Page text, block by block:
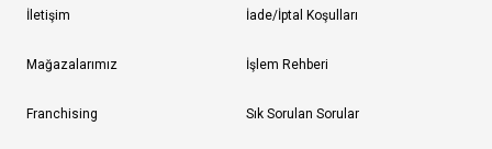
İletişim
Mağazalarımız
Franchising
İade/İptal Koşulları
İşlem Rehberi
Sık Sorulan Sorular